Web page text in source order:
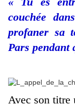
couchée
profaner sa
Pars pendant
Avec son